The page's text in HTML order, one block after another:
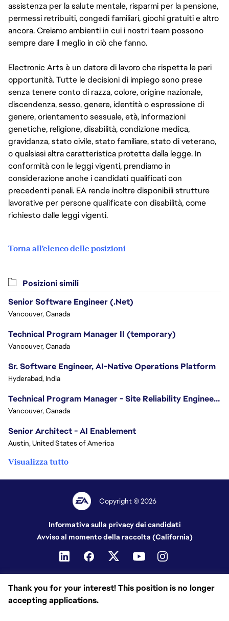
assistenza per la salute mentale, risparmi per la pensione,
permessi retribuiti, congedi familiari, giochi gratuiti e altro
ancora. Creiamo ambienti in cui i nostri team possono
sempre dare il meglio in ciò che fanno.
Electronic Arts è un datore di lavoro che rispetta le pari
opportunità. Tutte le decisioni di impiego sono prese
senza tenere conto di razza, colore, origine nazionale,
discendenza, sesso, genere, identità o espressione di
genere, orientamento sessuale, età, informazioni
genetiche, religione, disabilità, condizione medica,
gravidanza, stato civile, stato familiare, stato di veterano,
o qualsiasi altra caratteristica protetta dalla legge. In
conformità con le leggi vigenti, prendiamo in
considerazione anche i candidati qualificati con
precedenti penali. EA rende inoltre disponibili strutture
lavorative per persone qualificate con disabilità, come
richiesto dalle leggi vigenti.
Torna all'elenco delle posizioni
Thank you for your interest! This position is no longer
accepting applications.
Posizioni simili
Senior Software Engineer (.Net)
Vancouver, Canada
Technical Program Manager II (temporary)
Vancouver, Canada
Sr. Software Engineer, AI-Native Operations Platform
Hyderabad, India
Technical Program Manager - Site Reliability Engineering (SRE)
Vancouver, Canada
Senior Architect - AI Enablement
Austin, United States of America
Visualizza tutto
Copyright © 2026
Informativa sulla privacy dei candidati
Avviso al momento della raccolta (California)